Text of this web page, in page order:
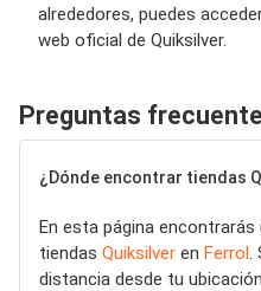
alrededores, puedes
web oficial de Quiksilver.
Preguntas
¿Dónde encontrar tiendas
En esta página
tiendas Quiksilver en Ferrol.
distancia desde tu